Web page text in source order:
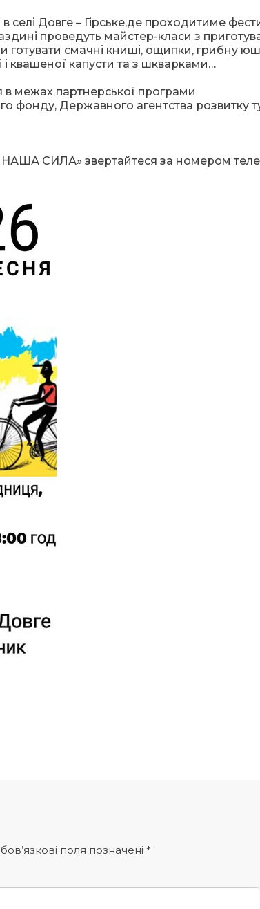
селі Довге – Гірське,де проходитиме
проведуть майстер-класи з
готувати смачні книші, ощипки, грибну
квашеної капусти та з шкварками…
в межах партнерської програми
фонду, Державного агентства розвитку
НАША СИЛА» звертайтеся за номером
поля позначені *